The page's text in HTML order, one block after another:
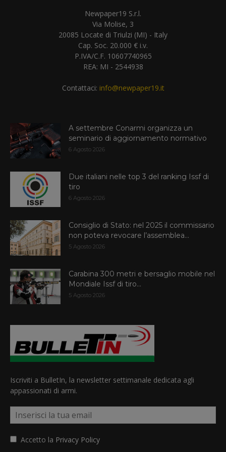
Newpaper19 S.r.l.
Via Molise, 3
20085 Locate di Triulzi (MI) - Italy
Cap. Soc. 20.000 € i.v.
P.IVA/C.F. 10607740965
REA: MI - 2544938
Contattaci: info@newpaper19.it
A settembre Conarmi organizza un
seminario di aggiornamento normativo
6 Agosto 2026
Due italiani nelle top 3 del ranking Issf di
tiro
6 Agosto 2026
Consiglio di Stato: nel 2025 il commissario
non poteva revocare l’assemblea...
5 Agosto 2026
Carabina 300 metri e bersaglio mobile nel
Mondiale Issf di tiro...
5 Agosto 2026
Iscriviti a BulletIn, la newsletter settimanale dedicata agli
appassionati di armi.
Accetto la Privacy Policy